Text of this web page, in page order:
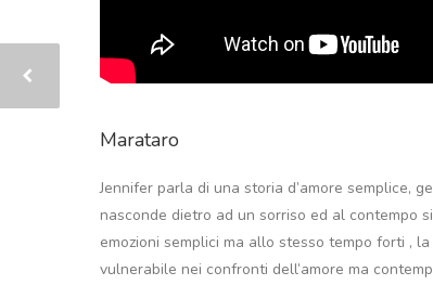
Marataro
Jennifer parla di una storia d’amore semplice,
nasconde dietro ad un sorriso ed al contempo
emozioni semplici ma allo stesso tempo forti ,
vulnerabile nei confronti dell’amore ma